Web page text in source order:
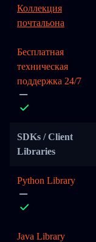
Коллекция
почтальона
Бесплатная
техническая
поддержка 24/7
SDKs / Client
Libraries
Python Library
Java Library